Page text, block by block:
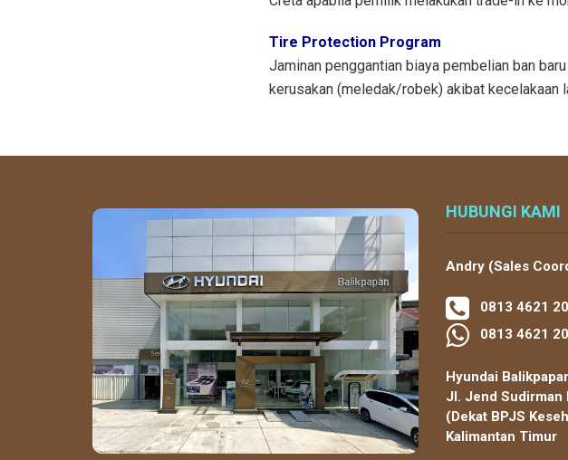
Tire Protection Program
Jaminan penggantian biaya pembelian ban
kerusakan (meledak/robek) akibat kecelakaan
HUBUNGI KAMI
Andry (Sales
0813 4621
0813 4621
Hyundai
Jl. Jend Sudirman
(Dekat BPJS
Kalimantan Timur